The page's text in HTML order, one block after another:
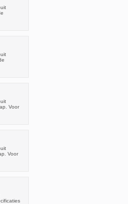
Voor
Voor